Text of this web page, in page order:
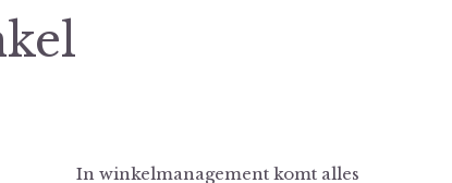
In winkelmanagement komt alles